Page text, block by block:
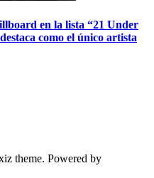
en la lista “21 Under
como el único artista
theme. Powered by